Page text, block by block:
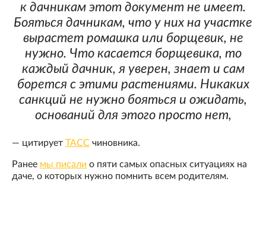
к дачникам этот документ не имеет.
Бояться дачникам, что у них на участке
вырастет ромашка или борщевик, не
нужно. Что касается борщевика, то
каждый дачник, я уверен, знает и сам
борется с этими растениями. Никаких
санкций не нужно бояться и ожидать,
оснований для этого просто нет,
— цитирует ТАСС чиновника.
Ранее мы писали о пяти самых опасных ситуациях на
даче, о которых нужно помнить всем родителям.